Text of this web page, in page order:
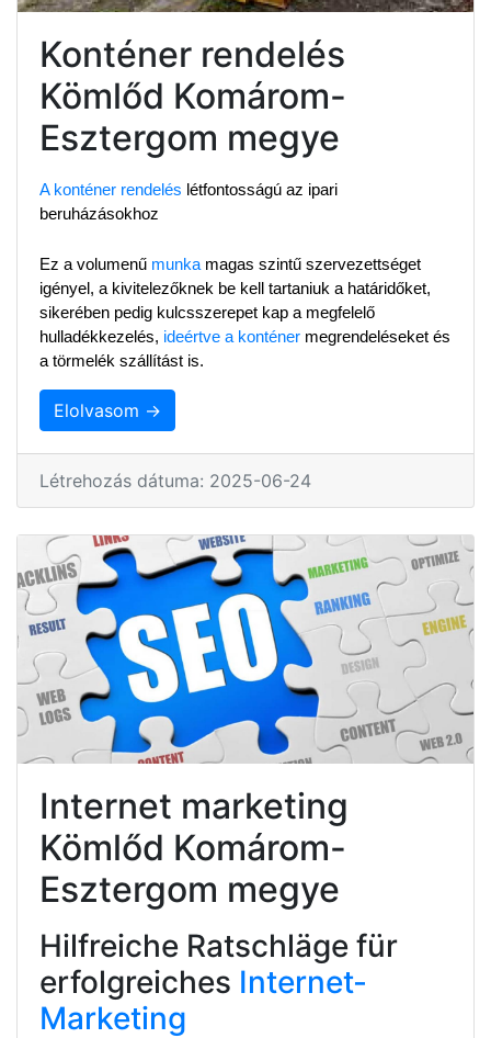
Konténer rendelés
Kömlőd Komárom-
Esztergom megye
A konténer rendelés létfontosságú az ipari
beruházásokhoz
Ez a volumenű munka magas szintű szervezettséget
igényel, a kivitelezőknek be kell tartaniuk a határidőket,
sikerében pedig kulcsszerepet kap a megfelelő
hulladékkezelés, ideértve a konténer megrendeléseket és
a törmelék szállítást is.
Elolvasom →
Létrehozás dátuma: 2025-06-24
Internet marketing
Kömlőd Komárom-
Esztergom megye
Hilfreiche Ratschläge für
erfolgreiches Internet-
Marketing